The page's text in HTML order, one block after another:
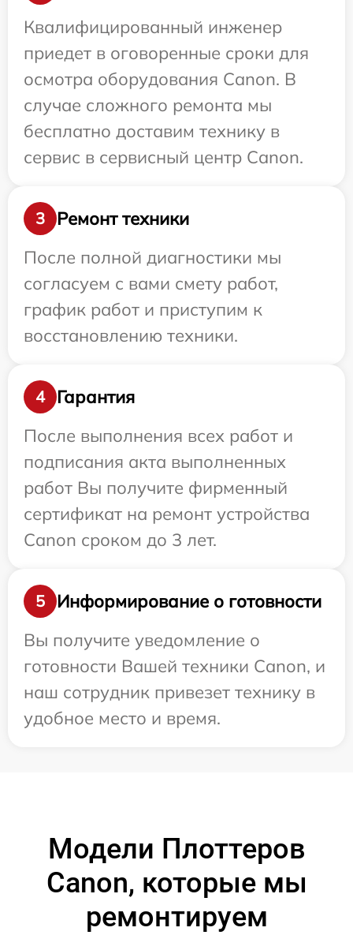
Квалифицированный инженер
приедет в оговоренные сроки для
осмотра оборудования Canon. В
случае сложного ремонта мы
бесплатно доставим технику в
сервис в сервисный центр Canon.
3
Ремонт техники
После полной диагностики мы
согласуем с вами смету работ,
график работ и приступим к
восстановлению техники.
4
Гарантия
После выполнения всех работ и
подписания акта выполненных
работ Вы получите фирменный
сертификат на ремонт устройства
Canon сроком до 3 лет.
5
Информирование о готовности
Вы получите уведомление о
готовности Вашей техники Canon, и
наш сотрудник привезет технику в
удобное место и время.
Модели Плоттеров
Canon, которые мы
ремонтируем